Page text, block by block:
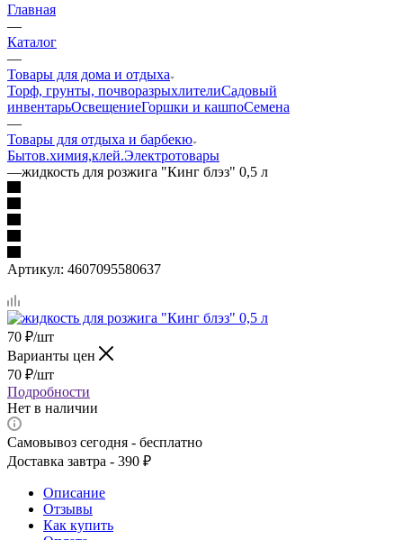
Главная
—
Каталог
—
Товары для дома и отдыха
Торф, грунты, почворазрыхлителиСадовый
инвентарьОсвещениеГоршки и кашпоСемена
—
Товары для отдыха и барбекю
Бытов.химия,клей.Электротовары
—жидкость для розжига "Кинг блэз" 0,5 л
Артикул: 4607095580637
70 ₽/шт
Варианты цен
70 ₽/шт
Подробности
Нет в наличии
Самовывоз сегодня - бесплатно
Доставка завтра - 390 ₽
Описание
Отзывы
Как купить